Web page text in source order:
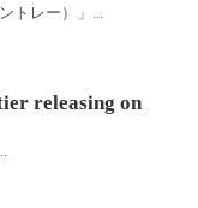
トレー）」...
releasing on